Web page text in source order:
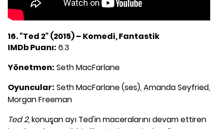
16. "Ted 2" (2015) – Komedi, Fantastik
IMDb Puanı: 6.3
Yönetmen: Seth MacFarlane
Oyuncular: Seth MacFarlane (ses), Amanda Seyfried,
Morgan Freeman
Ted 2, konuşan ayı Ted'in maceralarını devam ettiren